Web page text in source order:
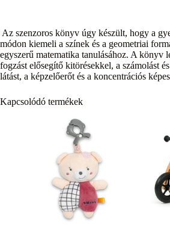
Az szenzoros könyv úgy készült, hogy a
módon kiemeli a színek és a geometriai
egyszerű matematika tanulásához. A könyv
fogzást elősegítő kitörésekkel, a számolást
látást, a képzelőerőt és a koncentrációs
Kapcsolódó termékek